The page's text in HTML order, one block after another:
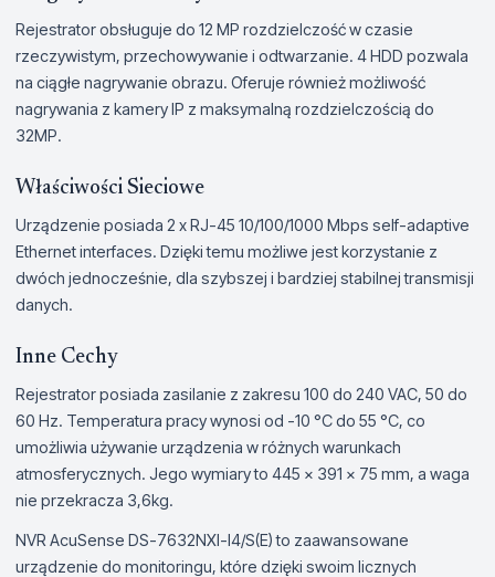
Rejestrator obsługuje do 12 MP rozdzielczość w czasie
rzeczywistym, przechowywanie i odtwarzanie. 4 HDD pozwala
na ciągłe nagrywanie obrazu. Oferuje również możliwość
nagrywania z kamery IP z maksymalną rozdzielczością do
32MP.
Właściwości Sieciowe
Urządzenie posiada 2 x RJ-45 10/100/1000 Mbps self-adaptive
Ethernet interfaces. Dzięki temu możliwe jest korzystanie z
dwóch jednocześnie, dla szybszej i bardziej stabilnej transmisji
danych.
Inne Cechy
Rejestrator posiada zasilanie z zakresu 100 do 240 VAC, 50 do
60 Hz. Temperatura pracy wynosi od -10 °C do 55 °C, co
umożliwia używanie urządzenia w różnych warunkach
atmosferycznych. Jego wymiary to 445 × 391 × 75 mm, a waga
nie przekracza 3,6kg.
NVR AcuSense DS-7632NXI-I4/S(E) to zaawansowane
urządzenie do monitoringu, które dzięki swoim licznych